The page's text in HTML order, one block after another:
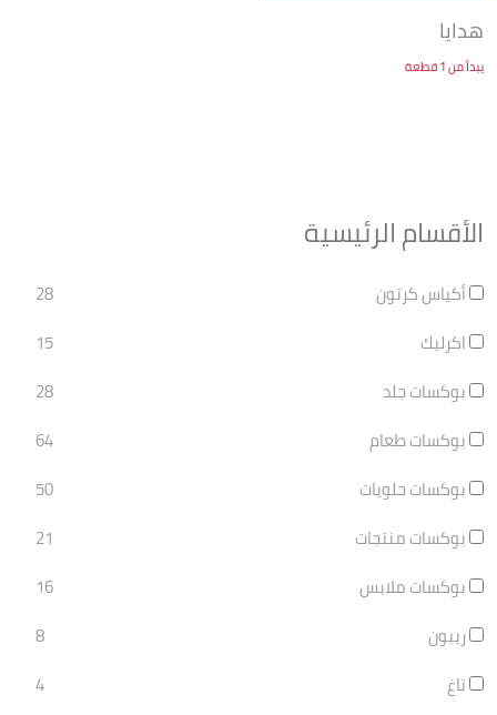
الأقسام الرئيسية
أكياس كرتون
28
اكرليك
15
بوكسات جلد
28
بوكسات طعام
64
بوكسات حلويات
50
بوكسات منتجات
21
بوكسات ملابس
16
ريبون
8
تاغ
4
هدايا
يبدأ من 1 قطعة